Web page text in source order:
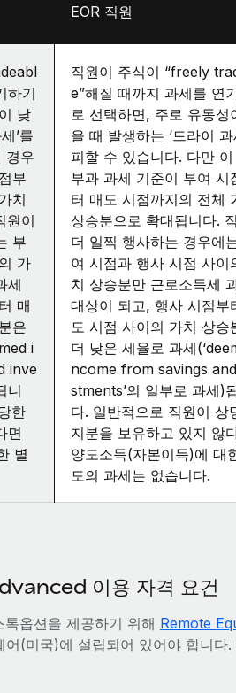
EOR 직원
하기
낮
’를
경우
부
치
원이
부
가
세
매
은
i
inve
니
한
면
별
직원이 주식이 “freely
e”해질 때까지 과세를 연
로 선택하면, 주로 유동성
을 때 발생하는 ‘드라이 과
피할 수 있습니다. 다만
부과 과세 기준이 부여 시
터 매도 시점까지의 전체
상승분으로 확대됩니다.
더 일찍 행사하는 경우에
여 시점과 행사 시점 사이
치 상승분만 근로소득세
대상이 되고, 행사 시점부
도 시점 사이의 가치 상승
더 낮은 세율로 과세
ncome from savings
stments’의 일부로 과세)
다. 일반적으로 직원이 상
지분을 보유하고 있지 않
양도소득(자본이득)에 대
도의 과세는 없습니다.
이용 자격 요건
옵션을 제공하기 위해 Remote
어(미국)에 설립되어 있어야 합니